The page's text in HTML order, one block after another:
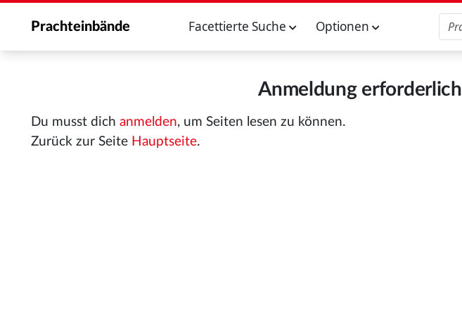
Prachteinbände Facettierte Suche Optionen
Anmeldung erforderlich
Du musst dich anmelden, um Seiten lesen zu können.
Zurück zur Seite Hauptseite.